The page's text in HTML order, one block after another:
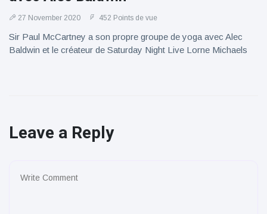
27 November 2020 452 Points de vue
Sir Paul McCartney a son propre groupe de yoga avec Alec
Baldwin et le créateur de Saturday Night Live Lorne Michaels
Leave a Reply